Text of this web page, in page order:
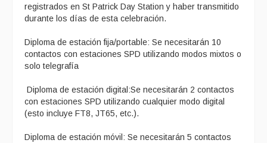
registrados en St Patrick Day Station y haber transmitido
durante los días de esta celebración.
Diploma de estación fija/portable: Se necesitarán 10
contactos con estaciones SPD utilizando modos mixtos o
solo telegrafía
Diploma de estación digital:Se necesitarán 2 contactos
con estaciones SPD utilizando cualquier modo digital
(esto incluye FT8, JT65, etc.).
Diploma de estación móvil: Se necesitarán 5 contactos